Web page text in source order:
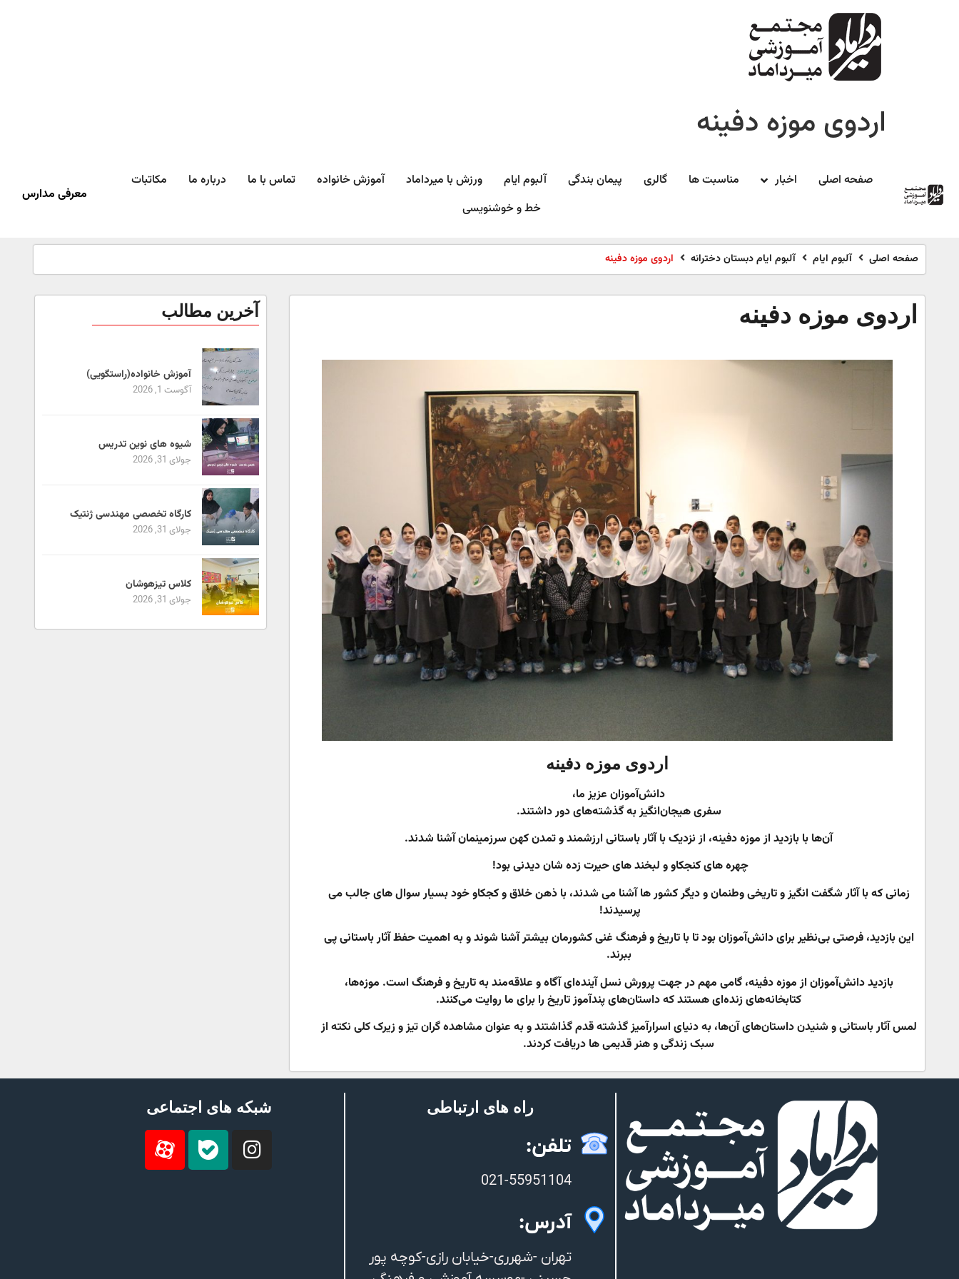
اردوی موزه دفینه
صفحه اصلی اخبار مناسبت ها گالری پیمان بندگی آلبوم ایام ورزش با میرداماد​ آموزش خانواده تماس با ما درباره ما
مکاتبات
خط و خوشنویسی
معرفی مدارس
صفحه اصلی آلبوم ایام آلبوم ایام دبستان دخترانه اردوی موزه دفینه
اردوی موزه دفینه
اردوی موزه دفینه
دانش‌آموزان عزیز ما،
سفری هیجان‌انگیز به گذشته‌های دور داشتند.
آن‌ها با بازدید از موزه دفینه، از نزدیک با آثار باستانی ارزشمند و تمدن کهن سرزمینمان آشنا شدند.
چهره های کنجکاو و لبخند های حیرت زده شان دیدنی بود!
زمانی که با آثار شگفت انگیز و تاریخی وطنمان و دیگر کشور ها آشنا می شدند، با ذهن خلاق و کجکاو خود بسیار سوال های جالب می
پرسیدند!
این بازدید، فرصتی بی‌نظیر برای دانش‌آموزان بود تا با تاریخ و فرهنگ غنی کشورمان بیشتر آشنا شوند و به اهمیت حفظ آثار باستانی پی
ببرند.
بازدید دانش‌آموزان از موزه دفینه، گامی مهم در جهت پرورش نسل آینده‌ای آگاه و علاقه‌مند به تاریخ و فرهنگ است. موزه‌ها،
کتابخانه‌های زنده‌ای هستند که داستان‌های پندآموز تاریخ را برای ما روایت می‌کنند.
لمس آثار باستانی و شنیدن داستان‌های آن‌ها، به دنیای اسرارآمیز گذشته قدم گذاشتند و به عنوان مشاهده گران تیز و زیرک کلی نکته از
سبک زندگی و هنر قدیمی ها دریافت کردند.
آخرین مطالب
آموزش خانواده(راستگویی)
آگوست 1, 2026
شیوه های نوین تدریس
جولای 31, 2026
کارگاه تخصصی مهندسی ژنتیک
جولای 31, 2026
کلاس تیزهوشان
جولای 31, 2026
راه های ارتباطی
تلفن:
021-55951104
آدرس:
تهران -شهرری-خیابان رازی-کوچه پور
شبکه های اجتماعی